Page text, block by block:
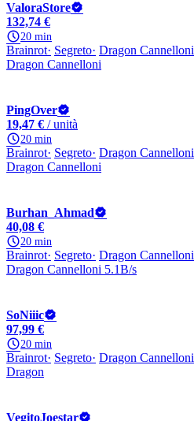
ValoraStore
132,74 €
20 min
Brainrot Segreto Dragon Cannelloni
Dragon Cannelloni
PingOver
19,47 € / unità
20 min
Brainrot Segreto Dragon Cannelloni
Dragon Cannelloni
Burhan_Ahmad
40,08 €
20 min
Brainrot Segreto Dragon Cannelloni
Dragon Cannelloni 5.1B/s
SoNiiic
97,99 €
20 min
Brainrot Segreto Dragon Cannelloni
Dragon
VegitoJoestar